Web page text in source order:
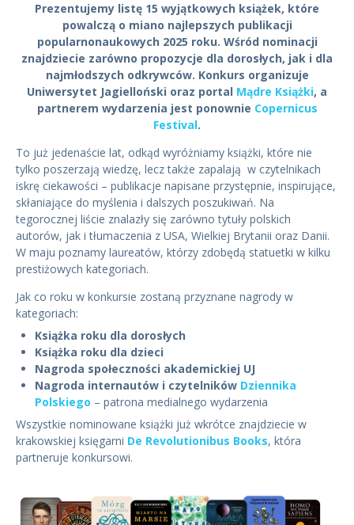
Prezentujemy listę 15 wyjątkowych książek, które
powalczą o miano najlepszych publikacji
popularnonaukowych 2025 roku. Wśród nominacji
znajdziecie zarówno propozycje dla dorosłych, jak i dla
najmłodszych odkrywców. Konkurs organizuje
Uniwersytet Jagielloński oraz portal Mądre Książki, a
partnerem wydarzenia jest ponownie Copernicus
Festival.
To już jedenaście lat, odkąd wyróżniamy książki, które nie
tylko poszerzają wiedzę, lecz także zapalają w czytelnikach
iskrę ciekawości – publikacje napisane przystępnie, inspirujące,
skłaniające do myślenia i dalszych poszukiwań. Na
tegorocznej liście znalazły się zarówno tytuły polskich
autorów, jak i tłumaczenia z USA, Wielkiej Brytanii oraz Danii.
W maju poznamy laureatów, którzy zdobędą statuetki w kilku
prestiżowych kategoriach.
Jak co roku w konkursie zostaną przyznane nagrody w
kategoriach:
Książka roku dla dorosłych
Książka roku dla dzieci
Nagroda społeczności akademickiej UJ
Nagroda internautów i czytelników Dziennika
Polskiego – patrona medialnego wydarzenia
Wszystkie nominowane książki już wkrótce znajdziecie w
krakowskiej księgarni De Revolutionibus Books, która
partneruje konkursowi.